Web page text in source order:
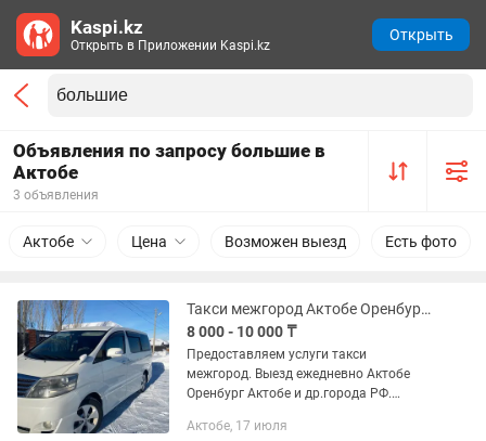
Объявления по запросу большие в
Актобе
3 объявления
Актобе Цена Возможен выезд Есть фото
Такси межгород Актобе Оренбург Актобе
8 000 - 10 000 ₸
Предоставляем услуги такси
межгород. Выезд ежедневно Актобе
Оренбург Актобе и др.города РФ.
поездка с нами это
Актобе, 17 июля
Kaspi.kz
Открыть в Приложении Kaspi.kz
Открыть